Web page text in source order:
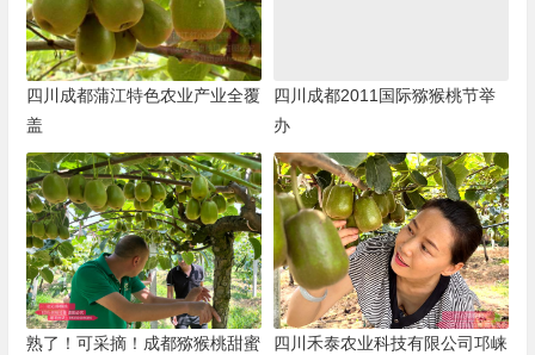
四川成都蒲江特色农业产业全覆
盖
四川成都2011国际猕猴桃节举
办
熟了！可采摘！成都猕猴桃甜蜜
四川禾泰农业科技有限公司邛崃